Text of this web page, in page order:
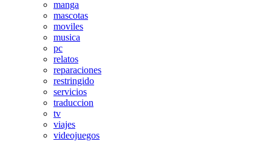
manga
mascotas
moviles
musica
pc
relatos
reparaciones
restringido
servicios
traduccion
tv
viajes
videojuegos